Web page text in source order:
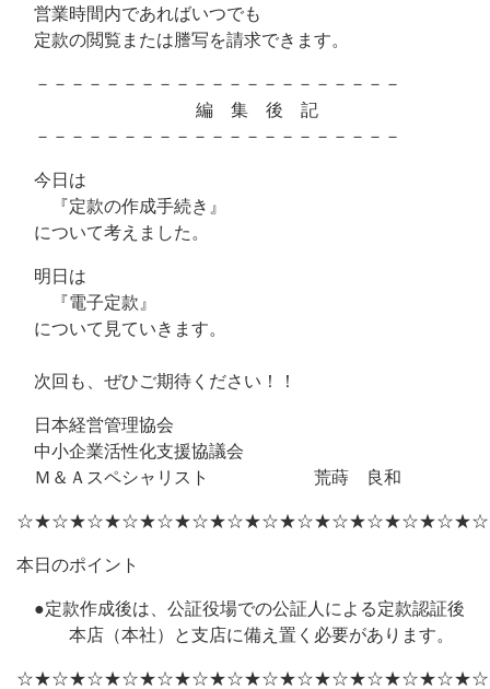
営業時間内であればいつでも
定款の閲覧または謄写を請求できます。
－－－－－－－－－－－－－－－－－－－－－
編 集 後 記
－－－－－－－－－－－－－－－－－－－－－
今日は
『定款の作成手続き』
について考えました。
明日は
『電子定款』
について見ていきます。
次回も、ぜひご期待ください！！
日本経営管理協会
中小企業活性化支援協議会
Ｍ＆Ａスペシャリスト 荒蒔 良和
本日のポイント
●定款作成後は、公証役場での公証人による定款認証後
本店（本社）と支店に備え置く必要があります。